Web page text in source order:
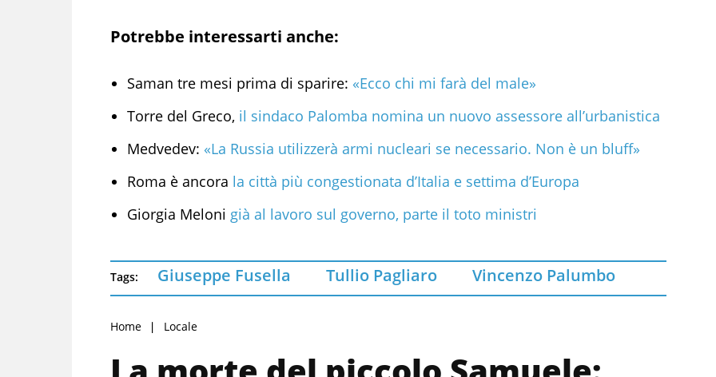
Potrebbe interessarti anche:
Saman tre mesi prima di sparire: «Ecco chi mi farà del male»
Torre del Greco, il sindaco Palomba nomina un nuovo assessore all’urbanistica
Medvedev: «La Russia utilizzerà armi nucleari se necessario. Non è un bluff»
Roma è ancora la città più congestionata d’Italia e settima d’Europa
Giorgia Meloni già al lavoro sul governo, parte il toto ministri
Tags: Giuseppe Fusella Tullio Pagliaro Vincenzo Palumbo
Home Locale